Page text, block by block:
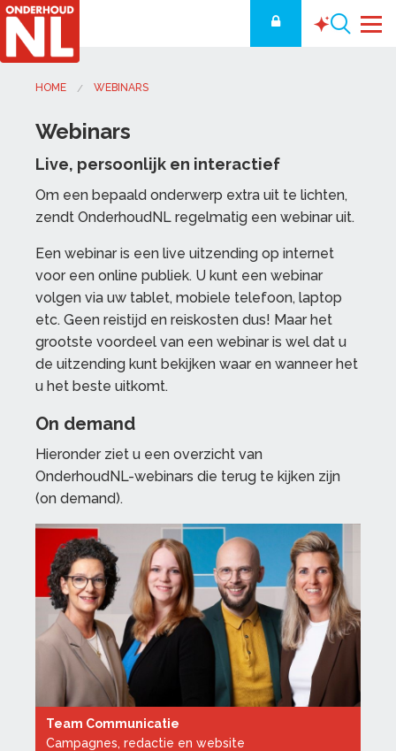
HOME WEBINARS
Webinars
Live, persoonlijk en interactief
Om een bepaald onderwerp extra uit te lichten,
zendt OnderhoudNL regelmatig een webinar uit.
Een webinar is een live uitzending op internet
voor een online publiek. U kunt een webinar
volgen via uw tablet, mobiele telefoon, laptop
etc. Geen reistijd en reiskosten dus! Maar het
grootste voordeel van een webinar is wel dat u
de uitzending kunt bekijken waar en wanneer het
u het beste uitkomt.
On demand
Hieronder ziet u een overzicht van
OnderhoudNL-webinars die terug te kijken zijn
(on demand).
Team Communicatie
Campagnes, redactie en website